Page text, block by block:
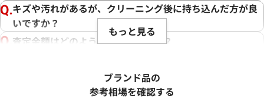
キズや汚れがあるが、クリーニング後に持ち込んだ方が良
いですか？
査定金額はどのように決まりますか？
売却するか悩んでいるのですが、査定だけお願いできます
もっと見る
ブランド品の
参考相場を確認する